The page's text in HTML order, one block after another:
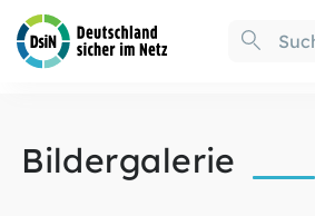
Bildergalerie